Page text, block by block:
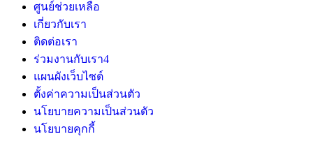
ศูนย์ช่วยเหลือ
เกี่ยวกับเรา
ติดต่อเรา
ร่วมงานกับเรา4
แผนผังเว็บไซต์
ตั้งค่าความเป็นส่วนตัว
นโยบายความเป็นส่วนตัว
นโยบายคุกกี้